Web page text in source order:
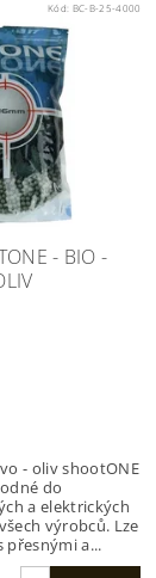
Kód: BC-B-25-4000
- BIO -
- oliv shootONE
do
a elektrických
výrobců. Lze
přesnými a...